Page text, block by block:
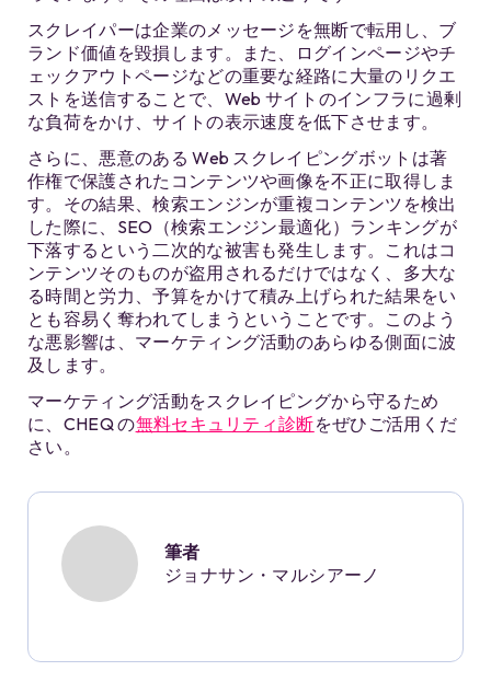
スクレイパーは企業のメッセージを無断で転用し、ブ
ランド価値を毀損します。また、ログインページやチ
ェックアウトページなどの重要な経路に大量のリクエ
ストを送信することで、Web サイトのインフラに過剰
な負荷をかけ、サイトの表示速度を低下させます。
さらに、悪意のある Web スクレイピングボットは著
作権で保護されたコンテンツや画像を不正に取得しま
す。その結果、検索エンジンが重複コンテンツを検出
した際に、SEO（検索エンジン最適化）ランキングが
下落するという二次的な被害も発生します。これはコ
ンテンツそのものが盗用されるだけではなく、多大な
る時間と労力、予算をかけて積み上げられた結果をい
とも容易く奪われてしまうということです。このよう
な悪影響は、マーケティング活動のあらゆる側面に波
及します。
マーケティング活動をスクレイピングから守るため
に、CHEQ の無料セキュリティ診断をぜひご活用くだ
さい。
筆者
ジョナサン・マルシアーノ